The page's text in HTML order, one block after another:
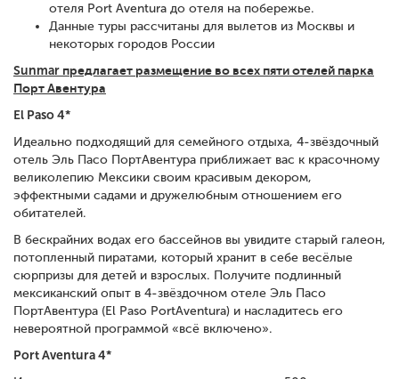
отеля Port Aventura до отеля на побережье.
Данные туры рассчитаны для вылетов из Москвы и
некоторых городов России
Sunmar предлагает размещение во всех пяти отелей парка
Порт Авентура
El Paso 4*
Идеально подходящий для семейного отдыха, 4-звёздочный
отель Эль Пасо ПортАвентура приближает вас к красочному
великолепию Мексики своим красивым декором,
эффектными садами и дружелюбным отношением его
обитателей.
В бескрайних водах его бассейнов вы увидите старый галеон,
потопленный пиратами, который хранит в себе весёлые
сюрпризы для детей и взрослых. Получите подлинный
мексиканский опыт в 4-звёздочном отеле Эль Пасо
ПортАвентура (El Paso PortAventura) и насладитесь его
невероятной программой «всё включено».
Port Aventura 4*